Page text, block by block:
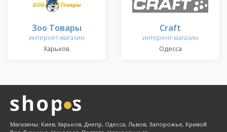
Зоо Товары
интернет-магазин
Харьков
Craft
интерент-магазин
Одесса
Магазины: Киев, Харьков, Днепр, Одесса, Львов, Запорожье, Кривой